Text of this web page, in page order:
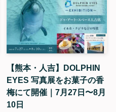
【熊本・人吉】DOLPHIN
EYES 写真展をお菓子の香
梅にて開催｜7月27日〜8月
10日